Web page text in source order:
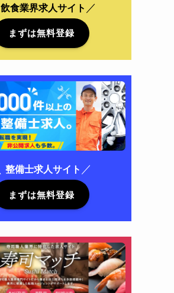
飲食業界求人サイト ／
まずは無料登録
整備士求人サイト ／
まずは無料登録